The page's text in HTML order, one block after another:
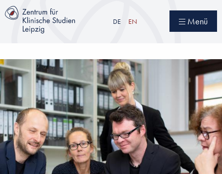
Direkt
zum
DE EN Menü